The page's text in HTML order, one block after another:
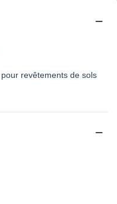
revêtements de sols